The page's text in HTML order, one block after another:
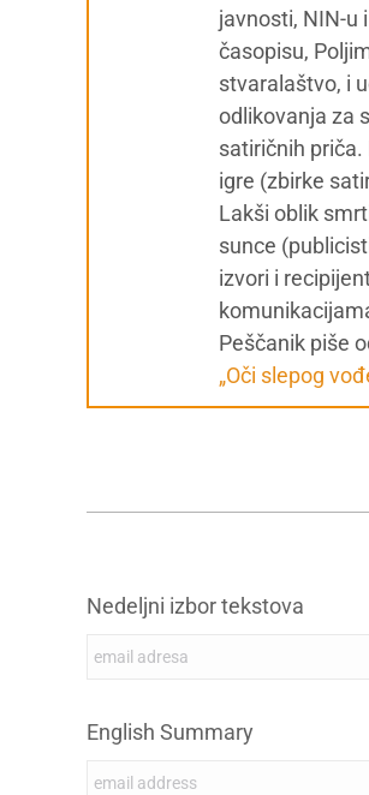
javnosti, NIN-u
časopisu,
stvaralaštvo, i
odlikovanja za
satiričnih priča.
igre (zbirke
Lakši oblik
sunce
izvori i
Peščanik piše
„Oči slepog
Nedeljni izbor tekstova
English Summary